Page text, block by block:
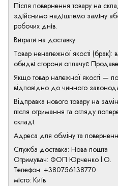
Після повернення товару на
здійснимо надішлемо заміну
робочих днів.
Витрати на доставку
Товар неналежної якості (брак):
обидві сторони оплачує
Якщо товар належної якості —
відповідно до чинного
Відправка нового товару на
після отримання та огляду
складі.
Адреса для обміну та
Служба доставка: Нова пошта
Отримувач: ФОП Юрченко І.О.
Телефон: +380756138770
місто: Київ